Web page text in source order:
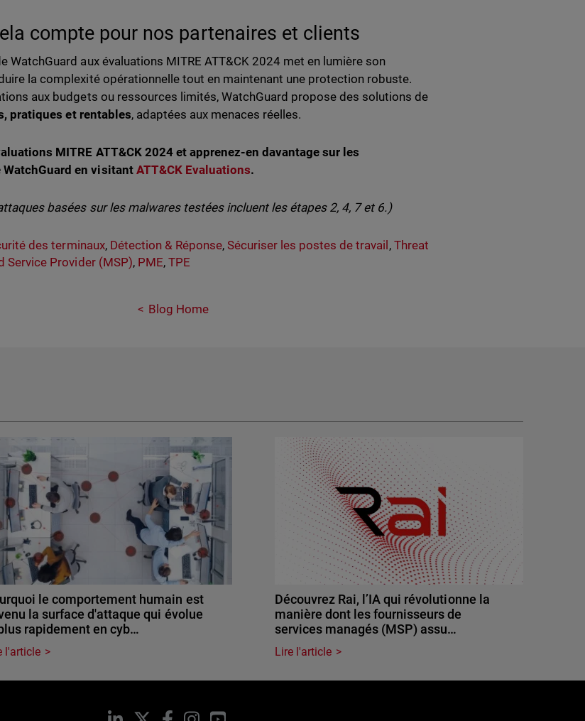
compte pour nos partenaires et clients
WatchGuard aux évaluations MITRE ATT&CK 2024 met en lumière son
la complexité opérationnelle tout en maintenant une protection robuste.
aux budgets ou ressources limités, WatchGuard propose des solutions de
pratiques et rentables, adaptées aux menaces réelles.
MITRE ATT&CK 2024 et apprenez-en davantage sur les
WatchGuard en visitant ATT&CK Evaluations.
basées sur les malwares testées incluent les étapes 2, 4, 7 et 6.)
des terminaux, Détection & Réponse,Sécuriser les postes de travail , Threat
Service Provider (MSP), PME, TPE
Blog Home
le comportement humain est
la surface d'attaque qui évolue
rapidement en cyb…
l'article
Découvrez Rai, l’IA qui révolutionne la
manière dont les fournisseurs de
services managés (MSP) assu…
Lire l'article
LinkedIn Facebook
InstagramYouTube